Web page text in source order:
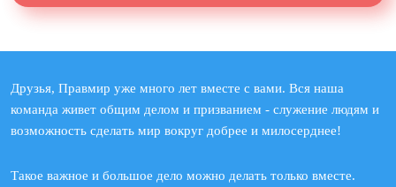
Друзья, Правмир уже много лет вместе с вами. Вся наша
команда живет общим делом и призванием - служение людям и
возможность сделать мир вокруг добрее и милосерднее!
Такое важное и большое дело можно делать только вместе.